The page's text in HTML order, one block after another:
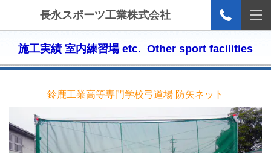
長永スポーツ工業株式会社
施工実績 室内練習場 etc. Other sport facilities
鈴鹿工業高等専門学校弓道場 防矢ネット